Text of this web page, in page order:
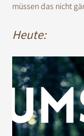
müssen das nicht
Heute: